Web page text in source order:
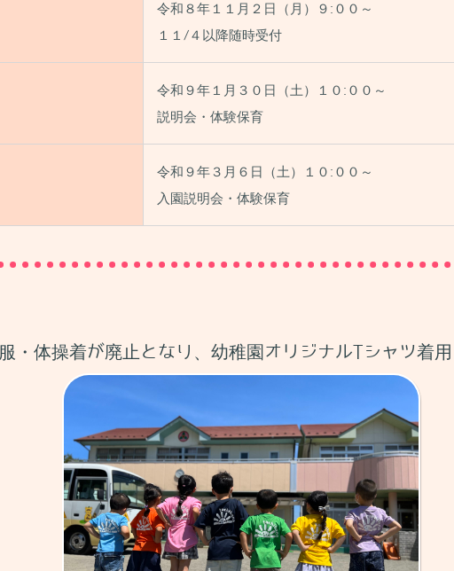
令和８年１１月２日（月）９:００～
１１/４以降随時受付
令和９年１月３０日（土）１０:００～
説明会・体験保育
令和９年３月６日（土）１０:００～
入園説明会・体験保育
・体操着が廃止となり、幼稚園オリジナルTシャツ着